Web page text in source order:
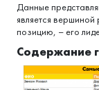
Данные
является
позицию, – его
Содержание